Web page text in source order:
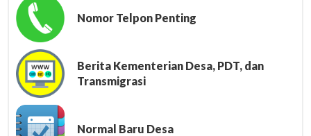
Nomor Telpon Penting
Berita Kementerian Desa, PDT, dan
Transmigrasi
Normal Baru Desa